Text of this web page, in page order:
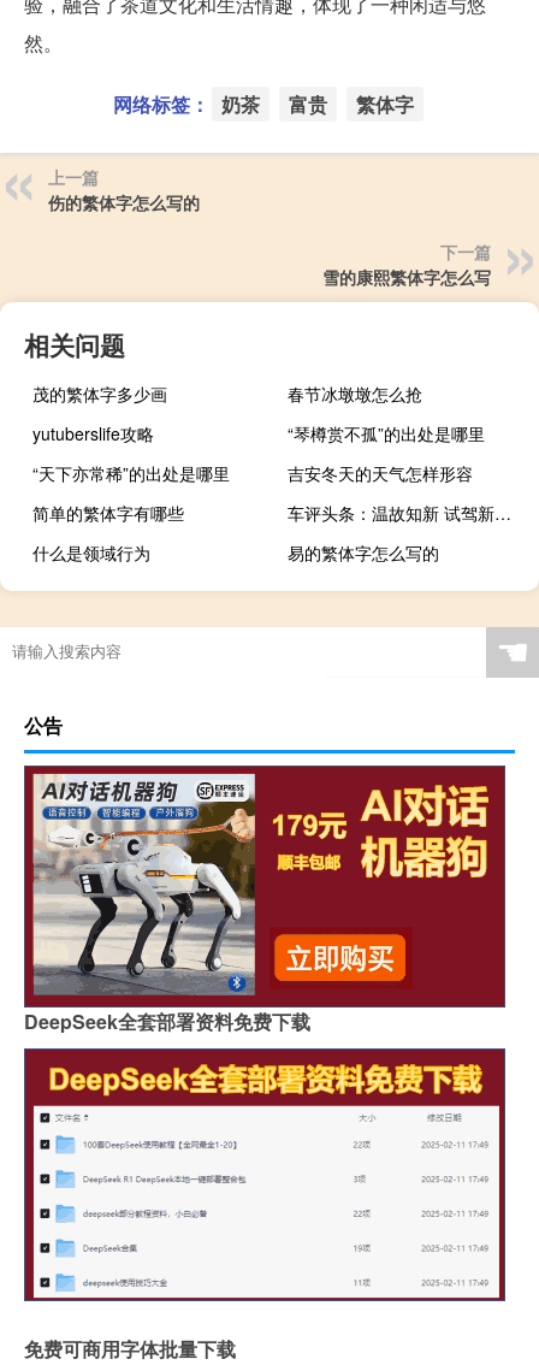
然。
网络标签： 奶茶 富贵 繁体字
上一篇
伤的繁体字怎么写的
下一篇
雪的康熙繁体字怎么写
相关问题
茂的繁体字多少画
春节冰墩墩怎么抢
yutuberslife攻略
“琴樽赏不孤”的出处是哪里
“天下亦常稀”的出处是哪里
吉安冬天的天气怎样形容
简单的繁体字有哪些
车评头条：温故知新 试驾新一代奔驰GLE 400
什么是领域行为
易的繁体字怎么写的
☚
公告
DeepSeek全套部署资料免费下载
免费可商用字体批量下载